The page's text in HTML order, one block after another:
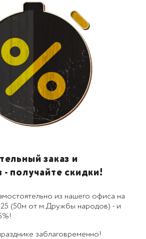
заказ и
- получайте скидки!
из нашего офиса на
(50м от м.Дружбы народов) - и
заблаговременно!